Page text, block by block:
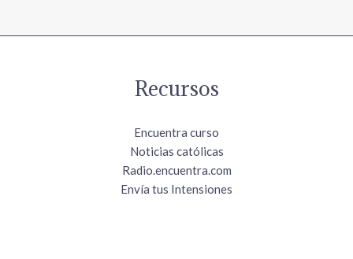
Recursos
Encuentra curso
Noticias católicas
Radio.encuentra.com
Envía tus Intensiones